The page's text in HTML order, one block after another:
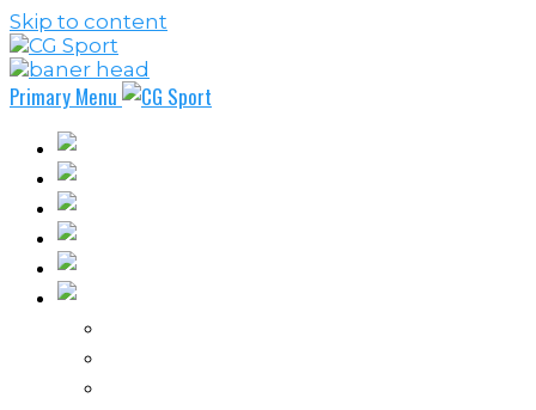
Skip to content
Primary Menu